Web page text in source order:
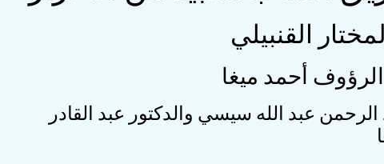
القنبيلي
أحمد ميغا
عبد الله سيسي والدكتور عبد القادر